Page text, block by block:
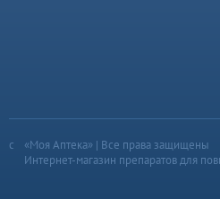
«Моя Аптека» | Все права защищены
Интернет-магазин препаратов для